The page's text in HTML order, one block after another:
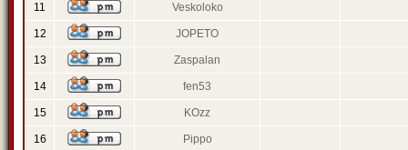
11 Veskoloko
12 JOPETO
13 Zaspalan
14 fen53
15 KOzz
16 Pippo